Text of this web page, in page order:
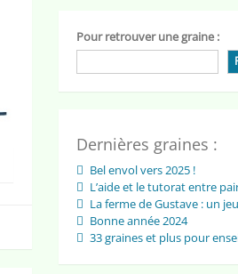
Pour retrouver une graine :
Dernières graines :
Bel envol vers 2025 !
L’aide et le tutorat entre
La ferme de Gustave : un
Bonne année 2024
33 graines et plus pour